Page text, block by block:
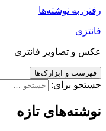
رفتن به نوشته‌ها
فانتزی
عکس و تصاویر فانتزی
فهرست و ابزارک‌ها
جستجو برای:
نوشته‌های تازه